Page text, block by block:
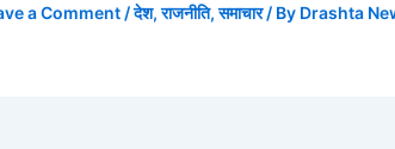
a Comment /देश,राजनीति,समाचार/ By Drashta